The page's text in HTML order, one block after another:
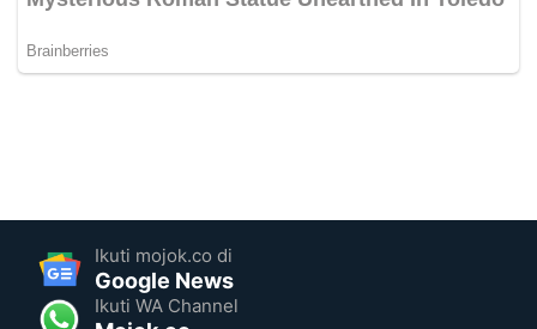
Ikuti mojok.co di
Google News
Ikuti WA Channel